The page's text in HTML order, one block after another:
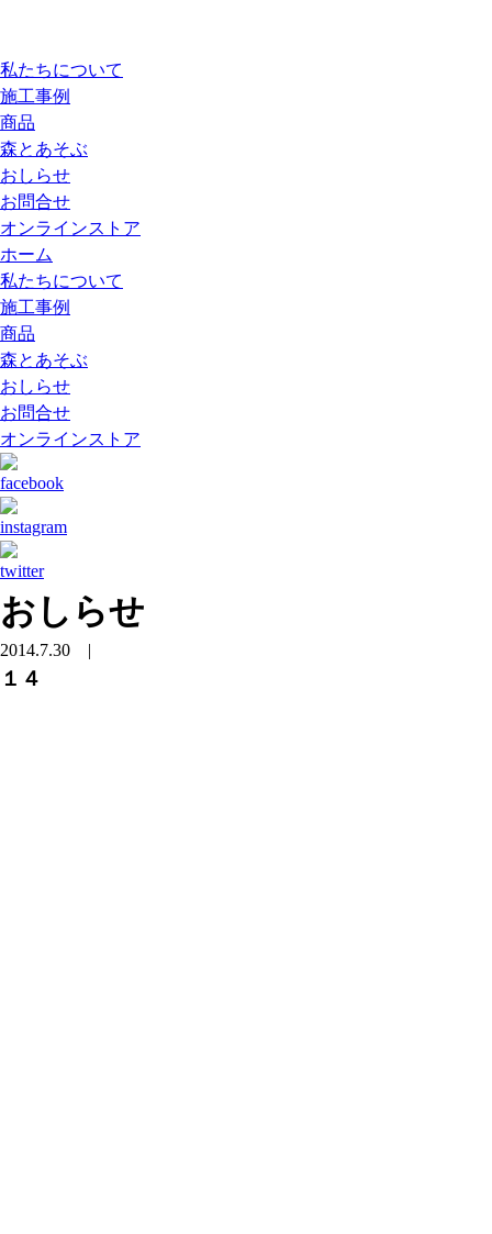
私たちについて
施工事例
商品
森とあそぶ
おしらせ
お問合せ
オンラインストア
ホーム
私たちについて
施工事例
商品
森とあそぶ
おしらせ
お問合せ
オンラインストア
おしらせ
2014.7.30 |
１４